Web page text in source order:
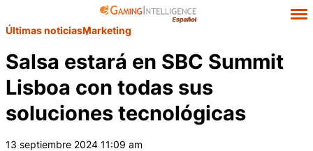
Últimas noticiasMarketing
Salsa estará en SBC Summit
Lisboa con todas sus
soluciones tecnológicas
13 septiembre 2024 11:09 am